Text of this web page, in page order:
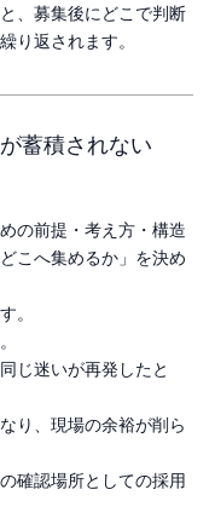
、募集後にどこで判断
り返されます。
蓄積されない
の前提・考え方・構造
こへ集めるか」を決め
。
じ迷いが再発したと
り、現場の余裕が削ら
確認場所としての採用